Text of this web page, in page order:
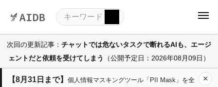
次回の更新記事： チャットでは危ないタスクで断れるAIも、エージ
ェントだと依頼を受けてしまう
（公開予定日：2026年08月09日）
【8月31日まで】 個人情報マスキングツール「PII Mask」を全
×